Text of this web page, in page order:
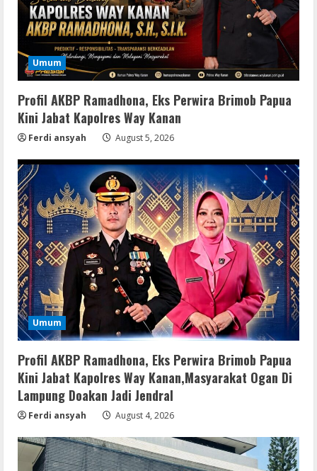
Umum
Profil AKBP Ramadhona, Eks Perwira Brimob Papua
Kini Jabat Kapolres Way Kanan
Ferdi ansyah August 5, 2026
Umum
Profil AKBP Ramadhona, Eks Perwira Brimob Papua
Kini Jabat Kapolres Way Kanan,Masyarakat Ogan Di
Lampung Doakan Jadi Jendral
Ferdi ansyah August 4, 2026
2
MATLAB Crack + Portable Clean
Premium
August 6, 2026
Serialers
Ableton Live Crack + Portable Windows